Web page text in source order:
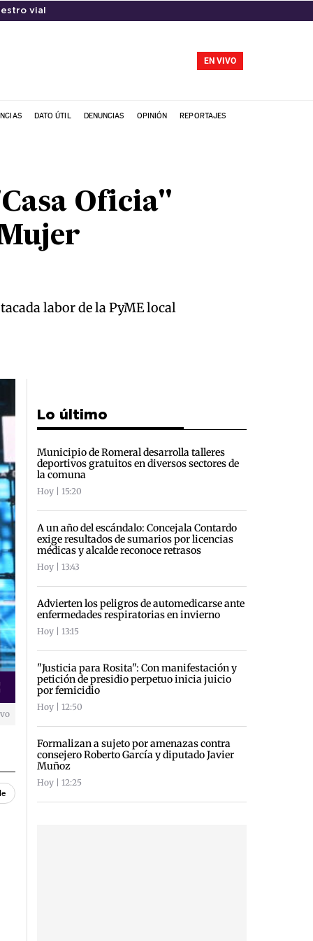
vial
EN VIVO
DATO ÚTIL DENUNCIAS OPINIÓN REPORTAJES
Oficia"
labor de la PyME local
Lo último
Municipio de Romeral desarrolla talleres
deportivos gratuitos en diversos sectores de
la comuna
Hoy | 15:20
A un año del escándalo: Concejala Contardo
exige resultados de sumarios por licencias
médicas y alcalde reconoce retrasos
Hoy | 13:43
Advierten los peligros de automedicarse ante
enfermedades respiratorias en invierno
Hoy | 13:15
"Justicia para Rosita": Con manifestación y
petición de presidio perpetuo inicia juicio
por femicidio
Hoy | 12:50
Formalizan a sujeto por amenazas contra
consejero Roberto García y diputado Javier
Muñoz
Hoy | 12:25